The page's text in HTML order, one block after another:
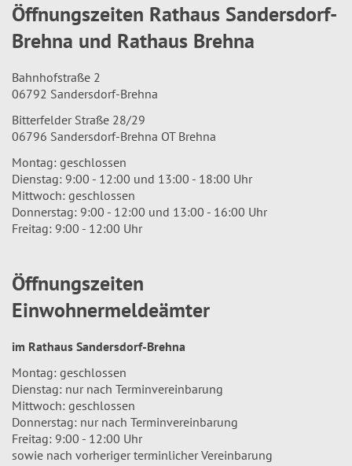
Öffnungszeiten Rathaus Sandersdorf-
Brehna und Rathaus Brehna
Bahnhofstraße 2
06792 Sandersdorf-Brehna
Bitterfelder Straße 28/29
06796 Sandersdorf-Brehna OT Brehna
Montag: geschlossen
Dienstag: 9:00 - 12:00 und 13:00 - 18:00 Uhr
Mittwoch: geschlossen
Donnerstag: 9:00 - 12:00 und 13:00 - 16:00 Uhr
Freitag: 9:00 - 12:00 Uhr
Öffnungszeiten
Einwohnermeldeämter
im Rathaus Sandersdorf-Brehna
Montag: geschlossen
Dienstag: nur nach Terminvereinbarung
Mittwoch: geschlossen
Donnerstag: nur nach Terminvereinbarung
Freitag: 9:00 - 12:00 Uhr
sowie nach vorheriger terminlicher Vereinbarung